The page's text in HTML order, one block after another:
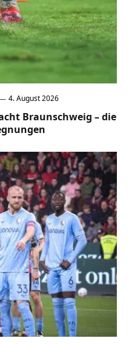
4. August 2026
Braunschweig – die